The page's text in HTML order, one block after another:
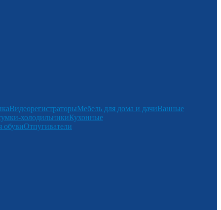
ВидеорегистраторыМебель для дома и дачиВанные
холодильникиКухонные
обувиОтпугиватели